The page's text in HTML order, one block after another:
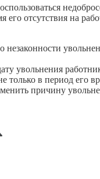
отсутствия на
незаконности
увольнения
в период его
причину